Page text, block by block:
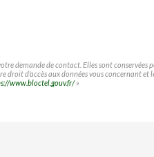
demande de contact. Elles sont
d'accès aux données vous concernant
www.bloctel.gouv.fr/»